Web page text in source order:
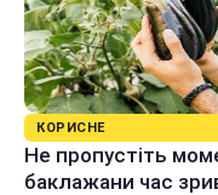
КОРИСНЕ
Не пропустіть
баклажани час